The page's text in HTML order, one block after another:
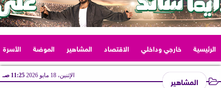
الرئيسية خارجي وداخلي الاقتصاد المشاهير الموضة الأسرة
المشاهير الإثنين، 18 مايو 2026 11:25 صـ